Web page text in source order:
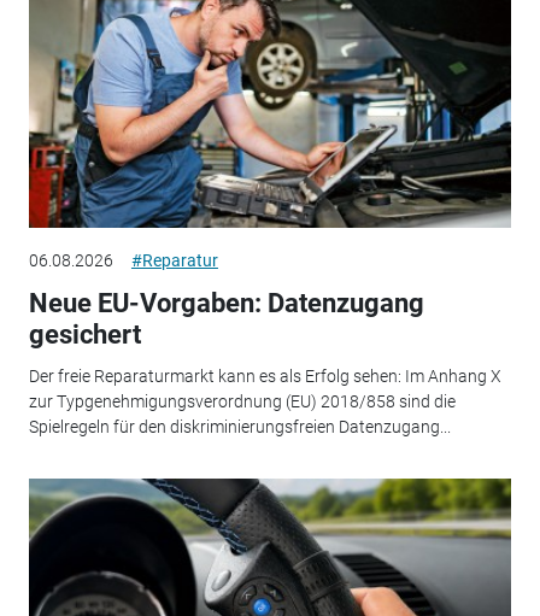
06.08.2026 #Reparatur
Neue EU-Vorgaben: Datenzugang
gesichert
Der freie Reparaturmarkt kann es als Erfolg sehen: Im Anhang X
zur Typgenehmigungsverordnung (EU) 2018/858 sind die
Spielregeln für den diskriminierungsfreien Datenzugang...